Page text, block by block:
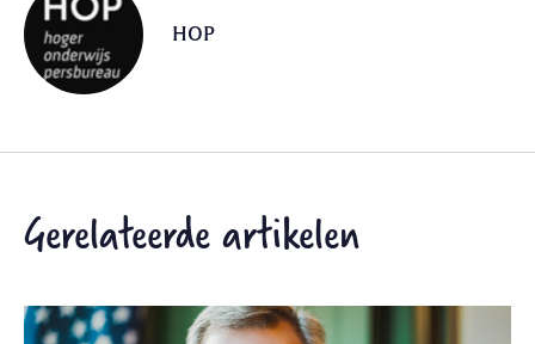
HOP
Gerelateerde artikelen